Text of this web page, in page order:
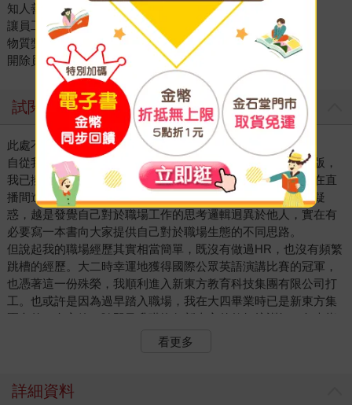
知人善任，天下英才將盡為你所用
讓員工擁有「完成重要任務」的企圖心
物質獎勵vs.情感激勵
開除員工：領導人的必修課
試閱
此處不留人，自有留人處
自從我轉型做直播主，至今已有兩年多的時間。截至新書出版，
我已擁有逾七百萬名粉絲的支持。在這個過程中，我時不時在直
播間進行快問快答，給觀眾們出出主意。而我越是回答眾人疑
惑，越是發覺自己對於職場工作的思考邏輯迥異於他人，實在有
必要寫一本書向大家提供自己對於職場生態的不同思路。
但說起我的職場經歷其實相當簡單，既沒有做過HR，也沒有頻繁
跳槽的經歷。大二時幸運地獲得國際公眾英語演講比賽的冠軍，
也憑著這一份殊榮，我順利進入新東方教育科技集團有限公司打
工。也或許是因為過早踏入職場，我在大四畢業時已是新東方集
團內的一名主管，隨即又升職擔任新東方的教師培訓師，負責指
是，公司有前往長江商學院研讀MBA的全額獎學金，我申請去讀
看更多
詳細資料